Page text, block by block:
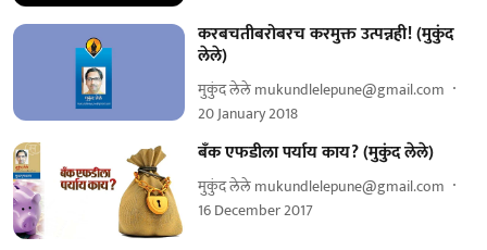
करबचतीबरोबरच करमुक्त उत्पन्नही! (मुकुंद
लेले)
मुकुंद लेले mukundlelepune@gmail.com
20 January 2018
बॅंक एफडीला पर्याय काय? (मुकुंद लेले)
मुकुंद लेले mukundlelepune@gmail.com
16 December 2017